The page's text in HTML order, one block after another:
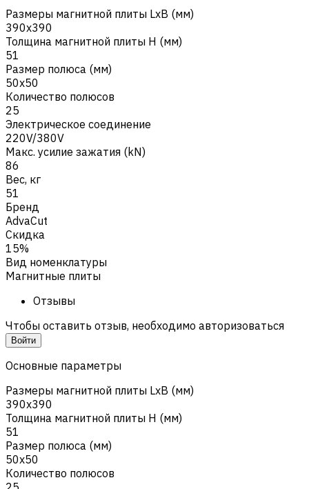
Размеры магнитной плиты LxB (мм)
390x390
Толщина магнитной плиты H (мм)
51
Размер полюса (мм)
50x50
Количество полюсов
25
Электрическое соединение
220V/380V
Макс. усилие зажатия (kN)
86
Вес, кг
51
Бренд
AdvaCut
Скидка
15%
Вид номенклатуры
Магнитные плиты
Отзывы
Чтобы оставить отзыв, необходимо авторизоваться
Войти
Основные параметры
Размеры магнитной плиты LxB (мм)
390x390
Толщина магнитной плиты H (мм)
51
Размер полюса (мм)
50x50
Количество полюсов